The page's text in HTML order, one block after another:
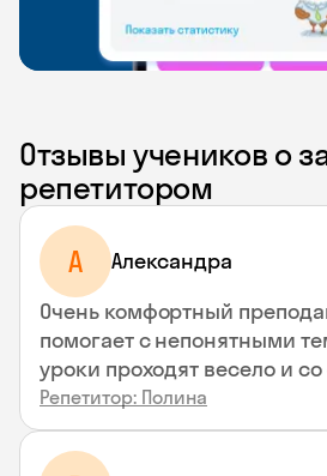
Отзывы учеников о
репетитором
A Aлександра
Очень комфортный
помогает с непонятными
уроки проходят весело и
Репетитор: Полина